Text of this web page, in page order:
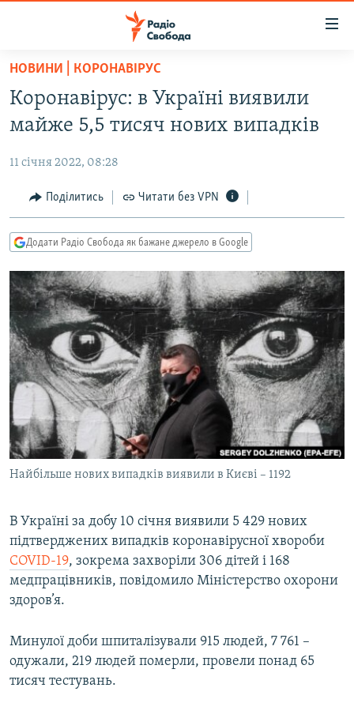
Перейти
основного
матеріалу
до
навігації
Перейти
до
ВСЕ ЗА ДОБУ
ПОЛІТИКА
ЕКОНОМІКА
КУЛЬТУРА
СПОРТ
УКРАЇНА
СВІТ
ВІЙНА
РОСІЙСЬКА «ФІЛЬТРАЦІЯ»
КРИМ.РЕАЛІЇ
ТИ ЯК?
СХЕМИ
КИТАЙ.ВИКЛИКИ
МУЛЬТИМЕДІА
ФОТО
СПЕЦПРОЄКТИ
ПОДКАСТИ
РУС
УКР
КТАТ
НОВИНИ | КОРОНАВІРУС
Коронавірус: в Україні виявили
майже 5,5 тисяч нових випадків
11 січня 2022, 08:28
Поділитись Читати без VPN
Додати Радіо Свобода як бажане джерело в Google
Найбільше нових випадків виявили в Києві – 1192
В Україні за добу 10 січня виявили 5 429 нових
підтверджених випадків коронавірусної хвороби
COVID-19, зокрема захворіли 306 дітей і 168
медпрацівників, повідомило Міністерство охорони
здоров’я.
Минулої доби шпиталізували 915 людей, 7 761 –
одужали, 219 людей померли, провели понад 65
тисяч тестувань.